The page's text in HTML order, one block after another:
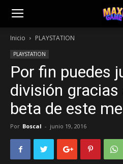
Inicio PLAYSTATION
PLAYSTATION
Por fin puedes
división gracias
beta de este
Por Boscal - junio 19, 2016